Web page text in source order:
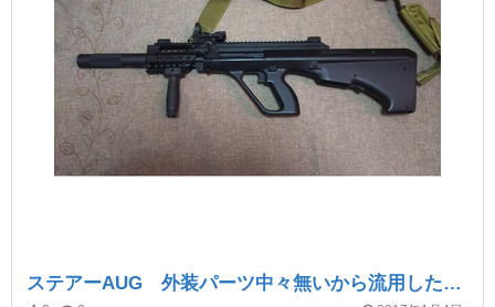
ステアーAUG 外装パーツ中々無いから流用したった(^^♪ 現在の仕様